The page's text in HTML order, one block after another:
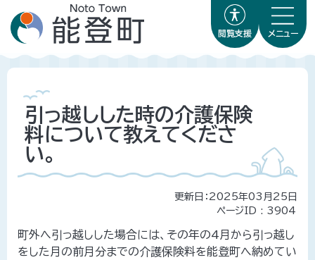
閲覧支援 メニュー
引っ越しした時の介護保険
料について教えてくださ
い。
更新日：2025年03月25日
ページID : 3904
町外へ引っ越しした場合には、その年の4月から引っ越し
をした月の前月分までの介護保険料を能登町へ納めてい